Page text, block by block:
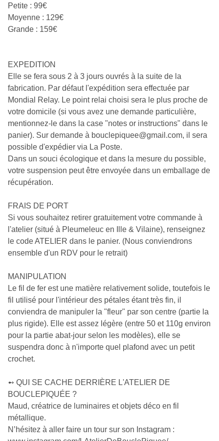
Petite : 99€
Moyenne : 129€
Grande : 159€
EXPEDITION
Elle se fera sous 2 à 3 jours ouvrés à la suite de la
fabrication. Par défaut l'expédition sera effectuée par
Mondial Relay. Le point relai choisi sera le plus proche de
votre domicile (si vous avez une demande particulière,
mentionnez-le dans la case "notes or instructions" dans le
panier). Sur demande à bouclepiquee@gmail.com, il sera
possible d'expédier via La Poste.
Dans un souci écologique et dans la mesure du possible,
votre suspension peut être envoyée dans un emballage de
récupération.
FRAIS DE PORT
Si vous souhaitez retirer gratuitement votre commande à
l'atelier (situé à Pleumeleuc en Ille & Vilaine), renseignez
le code ATELIER dans le panier. (Nous conviendrons
ensemble d'un RDV pour le retrait)
MANIPULATION
Le fil de fer est une matière relativement solide, toutefois le
fil utilisé pour l'intérieur des pétales étant très fin, il
conviendra de manipuler la "fleur" par son centre (partie la
plus rigide). Elle est assez légère (entre 50 et 110g environ
pour la partie abat-jour selon les modèles), elle se
suspendra donc à n'importe quel plafond avec un petit
crochet.
➻ QUI SE CACHE DERRIÈRE L'ATELIER DE
BOUCLEPIQUÉE ?
Maud, créatrice de luminaires et objets déco en fil
métallique.
N’hésitez à aller faire un tour sur son Instagram :